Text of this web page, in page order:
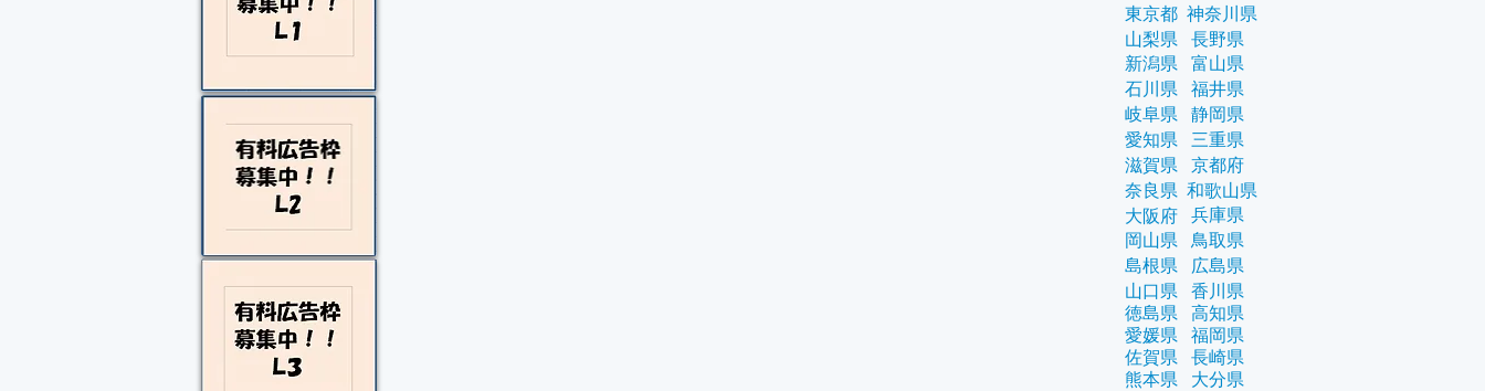
東京都
山梨県
新潟県
石川県
岐阜県
愛知県
滋賀県
奈良県
岡山県
大阪府
島根県
山口県
徳島県
愛媛県
佐賀県
熊本県
神奈川県
富山県
長野県
福井県
静岡県
三重県
京都府
兵庫県
和歌山県
鳥取県
広島県
大分県
長崎県
福岡県
高知県
香川県